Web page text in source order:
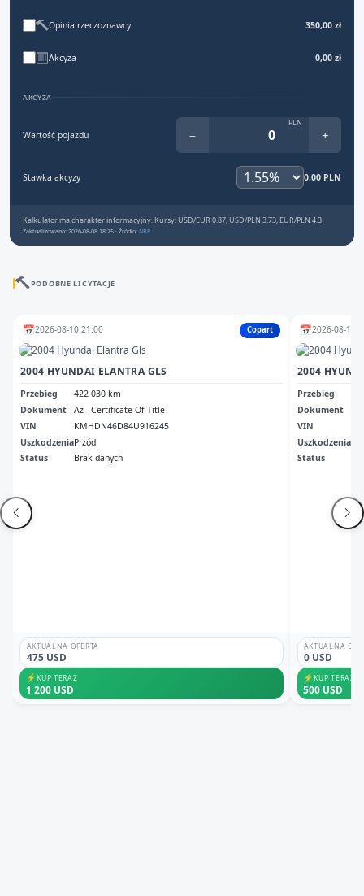
Opinia rzeczoznawcy 350,00 zł
Akcyza 0,00 zł
AKCYZA
Wartość pojazdu −
PLN
+
Stawka akcyzy 0,00 PLN
Kalkulator ma charakter informacyjny. Kursy: USD/EUR 0.87, USD/PLN 3.73, EUR/PLN 4.3
Zaktualizowano: 2026-08-08 18:25 · Źródło: NBP
PODOBNE LICYTACJE
📅2026-08-10 21:00 Copart
2004 HYUNDAI ELANTRA GLS
Przebieg
422 030 km
Dokument
Az - Certificate Of Title
VIN
KMHDN46D84U916245
UszkodzeniaPrzód
Status
Brak danych
AKTUALNA OFERTA
475 USD
⚡KUP TERAZ
1 200 USD
📅2026-08-11
2004
Przebieg
Dokument
VIN
Uszkodzenia
Status
AKTUALNA
0 USD
⚡KUP TERAZ
500 USD